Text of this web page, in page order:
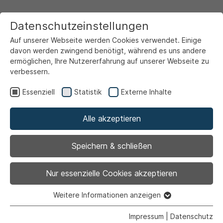
Rat der Stadt Ahlen
|Politik | Rathaus
Datenschutzeinstellungen
Auf unserer Webseite werden Cookies verwendet. Einige
davon werden zwingend benötigt, während es uns andere
ermöglichen, Ihre Nutzererfahrung auf unserer Webseite zu
verbessern.
Essenziell Statistik Externe Inhalte
Alle akzeptieren
Speichern & schließen
Nur essenzielle Cookies akzeptieren
Essenzielle Cookies werden für grundlegende Funktionen
Weitere Informationen anzeigen
Impressum Datenschutz